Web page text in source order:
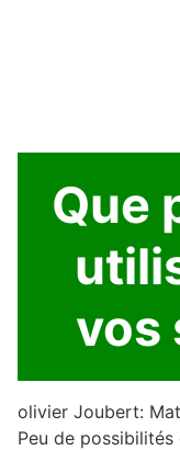
Que
vos
olivier Joubert:
Peu de